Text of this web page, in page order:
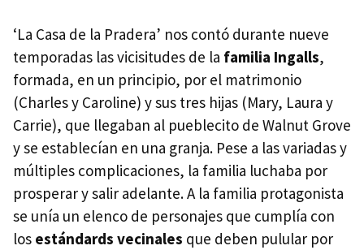
‘La Casa de la Pradera’ nos contó durante nueve
temporadas las vicisitudes de la familia Ingalls,
formada, en un principio, por el matrimonio
(Charles y Caroline) y sus tres hijas (Mary, Laura y
Carrie), que llegaban al pueblecito de Walnut Grove
y se establecían en una granja. Pese a las variadas y
múltiples complicaciones, la familia luchaba por
prosperar y salir adelante. A la familia protagonista
se unía un elenco de personajes que cumplía con
los estándards vecinales que deben pulular por